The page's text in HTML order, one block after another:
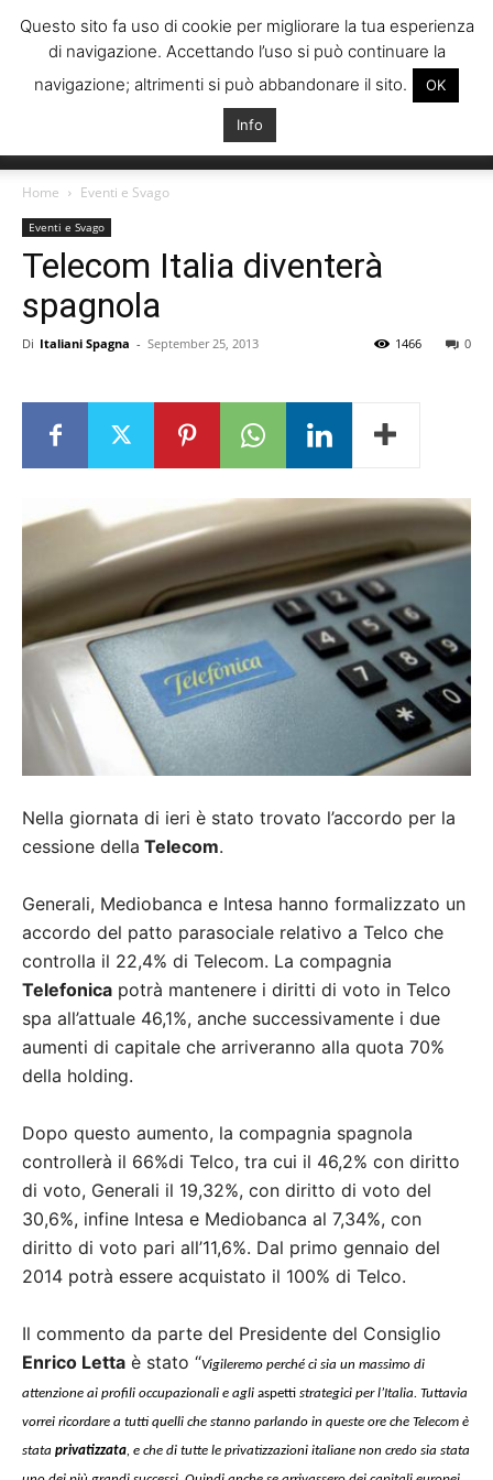
Italiani
Spagna
Home Eventi e Svago
Eventi e Svago
Telecom Italia diventerà
spagnola
Di Italiani Spagna - September 25, 2013 0
1466
Nella giornata di ieri è stato trovato l’accordo per la
cessione della Telecom.
Generali, Mediobanca e Intesa hanno formalizzato un
accordo del patto parasociale relativo a Telco che
controlla il 22,4% di Telecom. La compagnia
Telefonica potrà mantenere i diritti di voto in Telco
spa all’attuale 46,1%, anche successivamente i due
aumenti di capitale che arriveranno alla quota 70%
della holding.
Dopo questo aumento, la compagnia spagnola
controllerà il 66%di Telco, tra cui il 46,2% con diritto
di voto, Generali il 19,32%, con diritto di voto del
30,6%, infine Intesa e Mediobanca al 7,34%, con
diritto di voto pari all’11,6%. Dal primo gennaio del
2014 potrà essere acquistato il 100% di Telco.
Il commento da parte del Presidente del Consiglio
Enrico Letta è stato “Vigileremo perché ci sia un massimo di
attenzione ai profili occupazionali e agli aspetti strategici per l’Italia. Tuttavia
vorrei ricordare a tutti quelli che stanno parlando in queste ore che Telecom è
stata privatizzata , e che di tutte le privatizzazioni italiane non credo sia stata
Questo sito fa uso di cookie per migliorare la tua esperienza
di navigazione. Accettando l’uso si può continuare la
navigazione; altrimenti si può abbandonare il sito.
OK
Info